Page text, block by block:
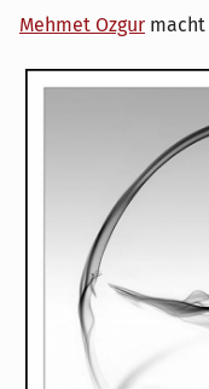
Mehmet Ozgur macht